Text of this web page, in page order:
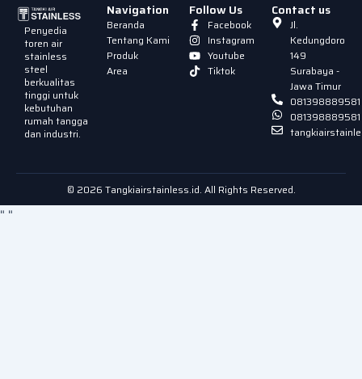
Penyedia
toren air
stainless
steel
berkualitas
tinggi untuk
kebutuhan
rumah tangga
dan industri.
Navigation
Beranda
Tentang Kami
Produk
Area
Follow Us
Facebook
Instagram
Youtube
Tiktok
Contact us
Jl.
Kedungdoro
149
Surabaya -
Jawa Timur
081398889581
081398889581
© 2026 Tangkiairstainless.id. All Rights Reserved.
" "